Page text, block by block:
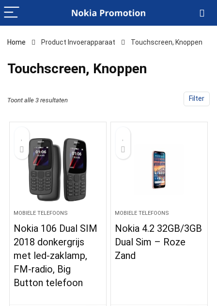
Home Product Invoerapparaat ‎Touchscreen, Knoppen
‎Touchscreen, Knoppen
Filter
Toont alle 3 resultaten
MOBIELE TELEFOONS
Nokia 106 Dual SIM
2018 donkergrijs
met led-zaklamp,
FM-radio, Big
Button telefoon
MOBIELE TELEFOONS
Nokia 4.2 32GB/3GB
Dual Sim – Roze
Zand